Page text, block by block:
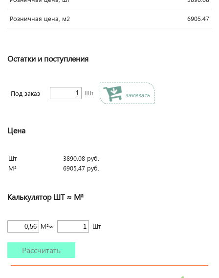
Розничная цена, м2 6905.47
Остатки и поступления
Под заказ Шт заказать
Цена
Шт 3890.08 руб.
М²
6905,47 руб.
Калькулятор ШТ ≈ М²
М²≈ Шт
Рассчитать